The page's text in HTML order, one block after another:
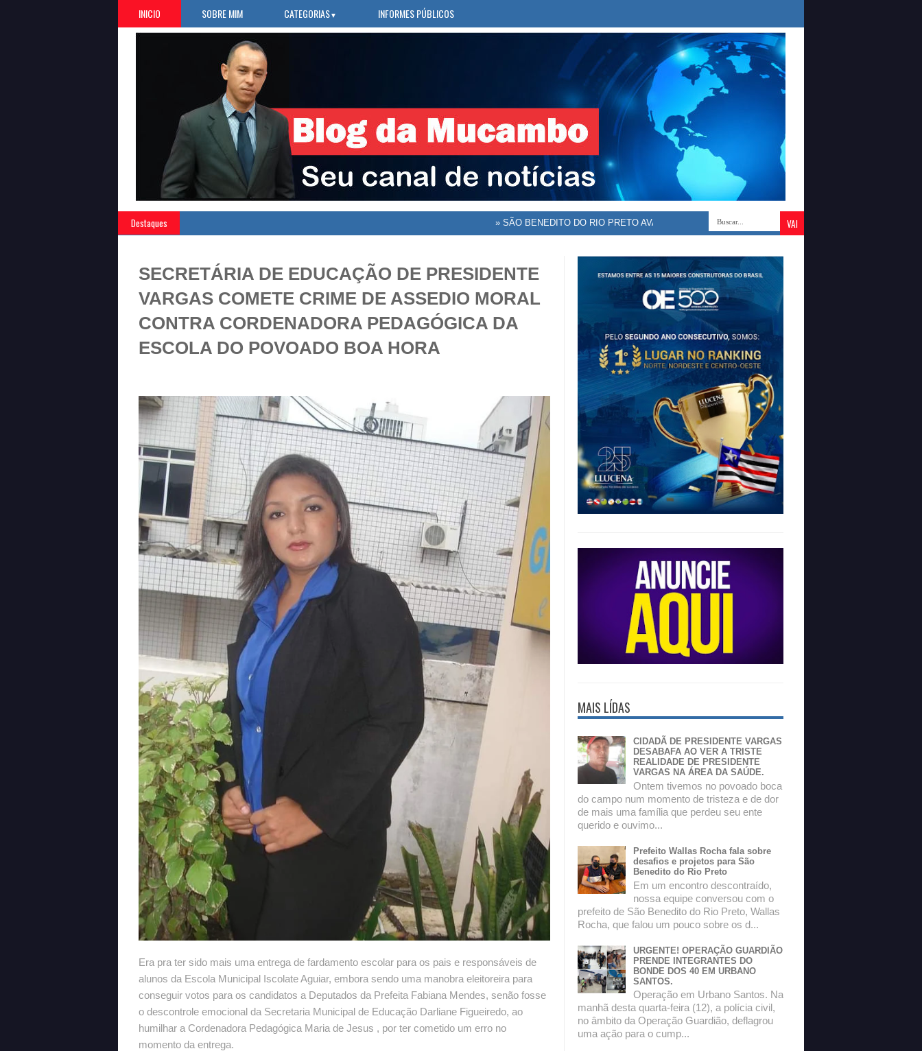
INICIO SOBRE MIM CATEGORIAS▼ INFORMES PÚBLICOS
Destaques SÃO BENEDITO DO RIO PRETO AVANÇA NO ESPORTE: WALLAS ROCHA INAUGURA NOVO GINÁSIO E
SECRETÁRIA DE EDUCAÇÃO DE PRESIDENTE
VARGAS COMETE CRIME DE ASSEDIO MORAL
CONTRA CORDENADORA PEDAGÓGICA DA
ESCOLA DO POVOADO BOA HORA
Era pra ter sido mais uma entrega de fardamento escolar para os pais e responsáveis de
alunos da Escola Municipal Iscolate Aguiar, embora sendo uma manobra eleitoreira para
conseguir votos para os candidatos a Deputados da Prefeita Fabiana Mendes, senão fosse
o descontrole emocional da Secretaria Municipal de Educação Darliane Figueiredo, ao
humilhar a Cordenadora Pedagógica Maria de Jesus , por ter cometido um erro no
momento da entrega.
MAIS LÍDAS
CIDADÃ DE PRESIDENTE VARGAS
DESABAFA AO VER A TRISTE
REALIDADE DE PRESIDENTE
VARGAS NA ÁREA DA SAÚDE.
Ontem tivemos no povoado boca
do campo num momento de tristeza e de dor
de mais uma família que perdeu seu ente
querido e ouvimo...
Prefeito Wallas Rocha fala sobre
desafios e projetos para São
Benedito do Rio Preto
Em um encontro descontraído,
nossa equipe conversou com o
prefeito de São Benedito do Rio Preto, Wallas
Rocha, que falou um pouco sobre os d...
URGENTE! OPERAÇÃO GUARDIÃO
PRENDE INTEGRANTES DO
BONDE DOS 40 EM URBANO
SANTOS.
Operação em Urbano Santos. Na
manhã desta quarta-feira (12), a polícia civil,
no âmbito da Operação Guardião, deflagrou
uma ação para o cump...